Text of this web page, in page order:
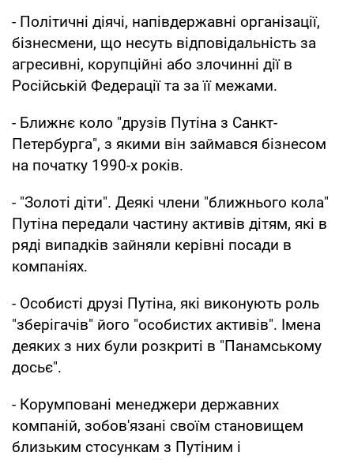
- Політичні діячі, напівдержавні організації,
бізнесмени, що несуть відповідальність за
агресивні, корупційні або злочинні дії в
Російській Федерації та за її межами.
- Ближнє коло "друзів Путіна з Санкт-
Петербурга", з якими він займався бізнесом
на початку 1990-х років.
- "Золоті діти". Деякі члени "ближнього кола"
Путіна передали частину активів дітям, які в
ряді випадків зайняли керівні посади в
компаніях.
- Особисті друзі Путіна, які виконують роль
"зберігачів" його "особистих активів". Імена
деяких з них були розкриті в "Панамському
досьє".
- Корумповані менеджери державних
компаній, зобов'язані своїм становищем
близьким стосункам з Путіним і